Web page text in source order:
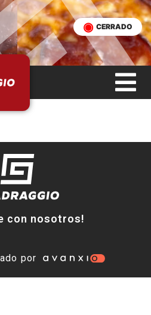
CERRADO
con nosotros!
por